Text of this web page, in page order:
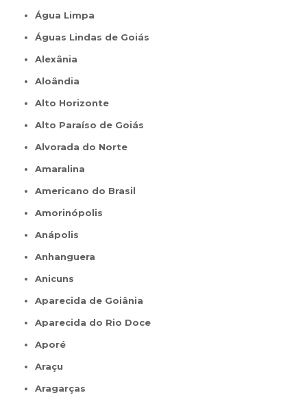
Água Limpa
Águas Lindas de Goiás
Alexânia
Aloândia
Alto Horizonte
Alto Paraíso de Goiás
Alvorada do Norte
Amaralina
Americano do Brasil
Amorinópolis
Anápolis
Anhanguera
Anicuns
Aparecida de Goiânia
Aparecida do Rio Doce
Aporé
Araçu
Aragarças